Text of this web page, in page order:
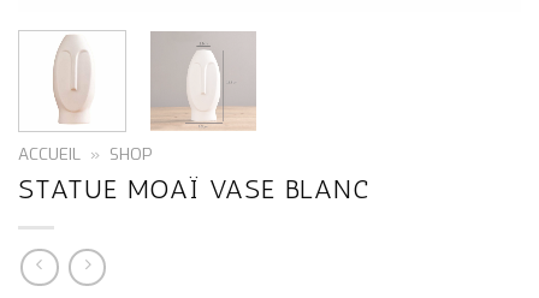
ACCUEIL » SHOP
STATUE MOAÏ VASE BLANC